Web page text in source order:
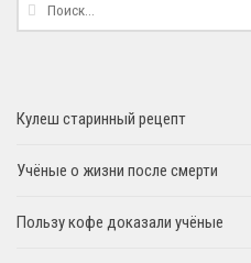
Кулеш старинный рецепт
Учёные о жизни после смерти
Пользу кофе доказали учёные